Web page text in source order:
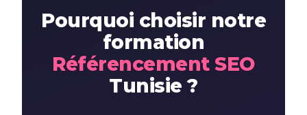
Pourquoi choisir notre
formation
Référencement SEO
Tunisie ?